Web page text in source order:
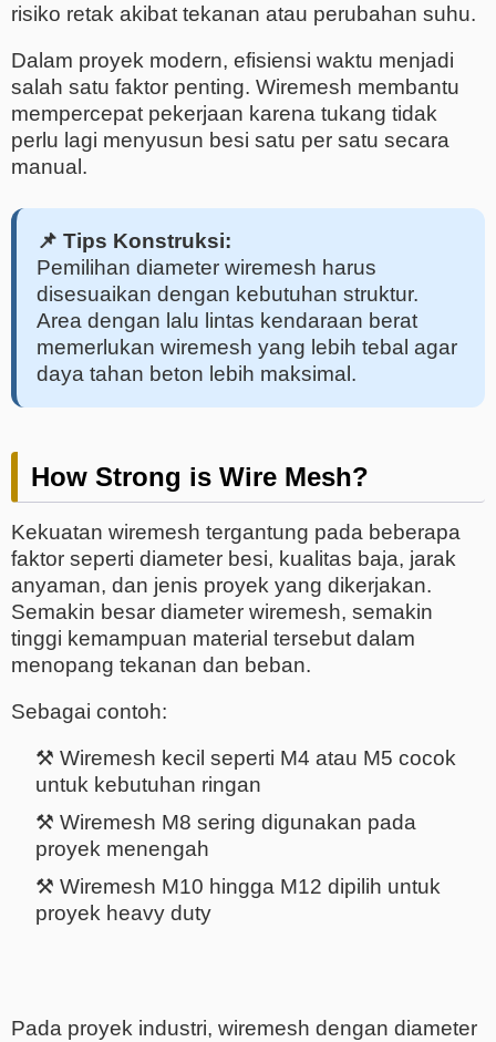
risiko retak akibat tekanan atau perubahan suhu.
Dalam proyek modern, efisiensi waktu menjadi
salah satu faktor penting. Wiremesh membantu
mempercepat pekerjaan karena tukang tidak
perlu lagi menyusun besi satu per satu secara
manual.
📌 Tips Konstruksi:
Pemilihan diameter wiremesh harus
disesuaikan dengan kebutuhan struktur.
Area dengan lalu lintas kendaraan berat
memerlukan wiremesh yang lebih tebal agar
daya tahan beton lebih maksimal.
How Strong is Wire Mesh?
Kekuatan wiremesh tergantung pada beberapa
faktor seperti diameter besi, kualitas baja, jarak
anyaman, dan jenis proyek yang dikerjakan.
Semakin besar diameter wiremesh, semakin
tinggi kemampuan material tersebut dalam
menopang tekanan dan beban.
Sebagai contoh:
⚒️ Wiremesh kecil seperti M4 atau M5 cocok
untuk kebutuhan ringan
⚒️ Wiremesh M8 sering digunakan pada
proyek menengah
⚒️ Wiremesh M10 hingga M12 dipilih untuk
proyek heavy duty
Pada proyek industri, wiremesh dengan diameter